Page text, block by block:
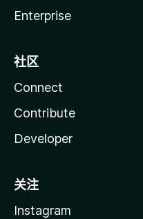
Enterprise
社区
Connect
Contribute
Developer
关注
Instagram